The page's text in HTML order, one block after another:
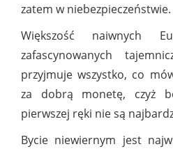
zatem w niebezpieczeństwie.
Większość naiwnych
zafascynowanych
przyjmuje wszystko, co
za dobrą monetę, czyż
pierwszej ręki nie są
Bycie niewiernym jest